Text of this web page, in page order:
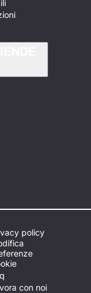
policy
con noi